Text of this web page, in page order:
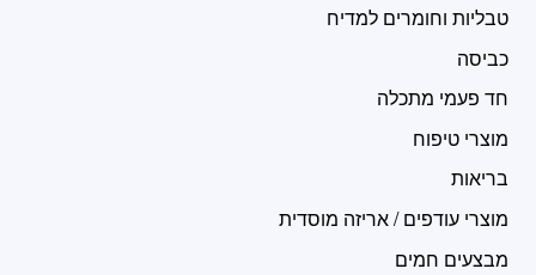
טבליות וחומרים למדיח
כביסה
חד פעמי מתכלה
מוצרי טיפוח
בריאות
מוצרי עודפים / אריזה מוסדית
מבצעים חמים